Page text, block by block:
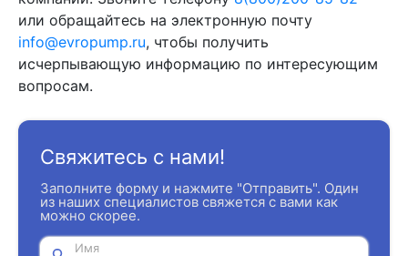
или обращайтесь на электронную почту
info@evropump.ru, чтобы получить
исчерпывающую информацию по интересующим
вопросам.
Свяжитесь с нами!
Заполните форму и нажмите "Отправить". Один
из наших специалистов свяжется с вами как
можно скорее.
Имя